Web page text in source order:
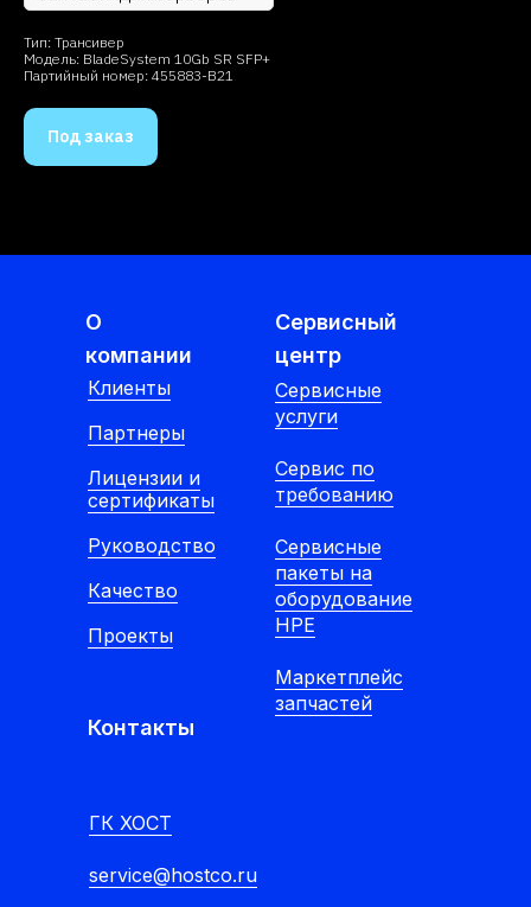
Тип: Трансивер
Модель: BladeSystem 10Gb SR SFP+
Партийный номер: 455883-B21
Под заказ
ГК ХОСТ
service@hostco.ru
Контакты
Cервисные
услуги
Сервис по
требованию
Сервисные
пакеты на
оборудование
HPE
Маркетплейс
запчастей
Сервисный
центр
Клиенты
Партнеры
Лицензии и
сертификаты
Руководство
Качество
Проекты
О
компании